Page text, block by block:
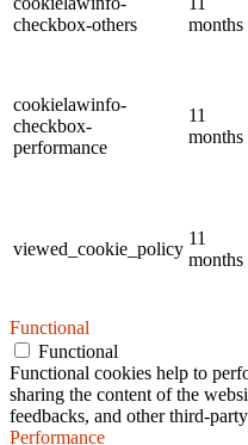
checkbox-others
months
cookielawinfo-
checkbox-
performance
11
months
viewed_cookie_policy
11
months
Functional
Functional
Functional cookies help to
sharing the content of the
feedbacks, and other third-
Performance